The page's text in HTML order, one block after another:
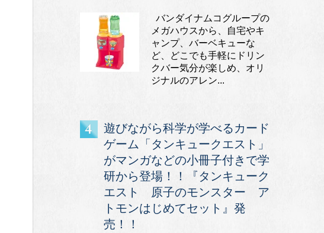
バンダイナムコグループの
メガハウスから、自宅やキ
ャンプ、バーベキューな
ど、どこでも手軽にドリン
クバー気分が楽しめ、オリ
ジナルのアレン...
遊びながら科学が学べるカード
ゲーム「タンキュークエスト」
がマンガなどの小冊子付きで学
研から登場！！『タンキューク
エスト 原子のモンスター ア
トモンはじめてセット』発
売！！